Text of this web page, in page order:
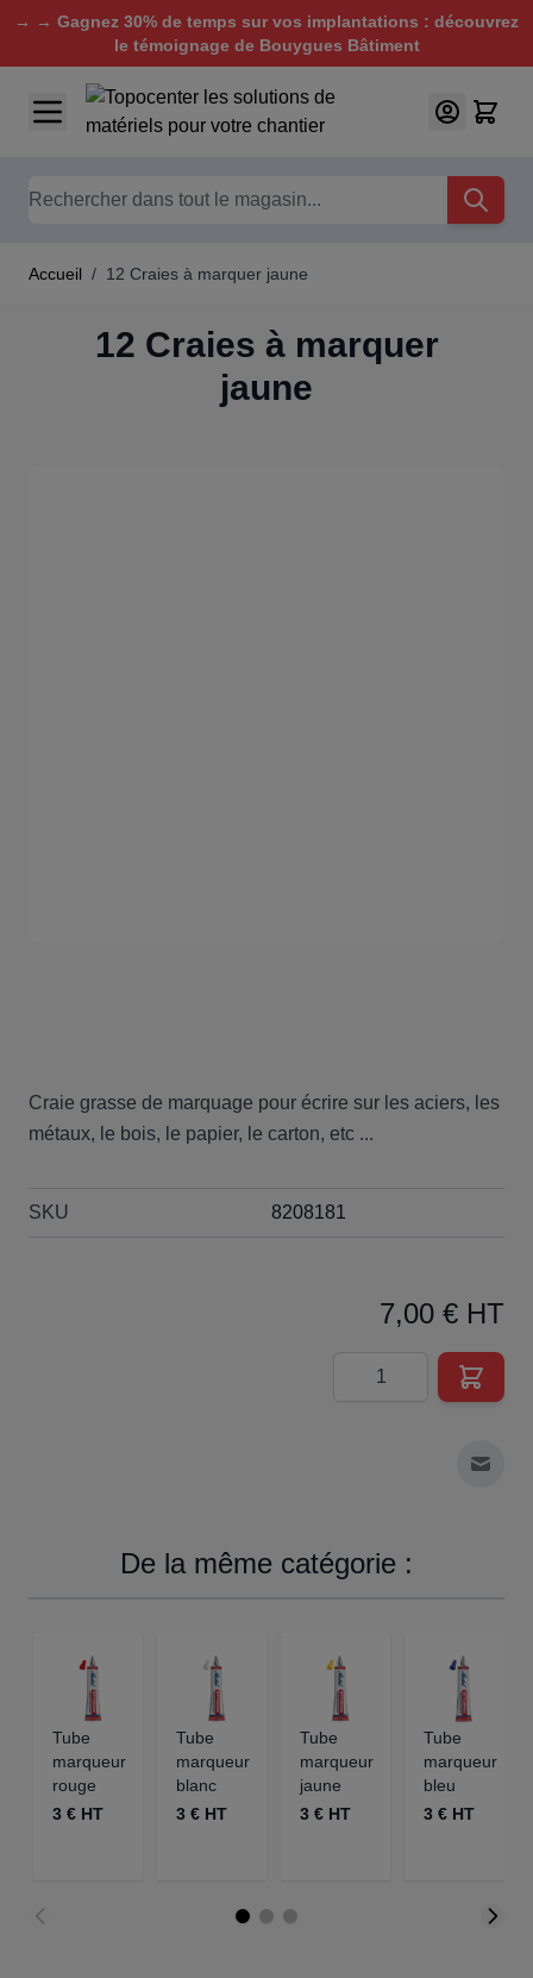
→ → Gagnez 30% de temps sur vos implantations : découvrez
le témoignage de Bouygues Bâtiment
Aller au contenu
Chercher
Accueil / 12 Craies à marquer jaune
12 Craies à marquer
jaune
Craie grasse de marquage pour écrire sur les aciers, les
métaux, le bois, le papier, le carton, etc ...
SKU 8208181
7,00 € HT
Quantité
De la même catégorie :
Tube
marqueur
rouge
3 € HT
Tube
marqueur
blanc
3 € HT
Tube
marqueur
jaune
3 € HT
Tube
marqueur
bleu
3 € HT